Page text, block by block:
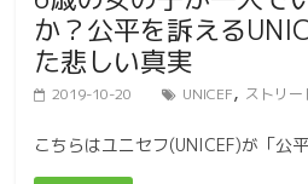
か？公平を訴える
た悲しい真実
2019-10-20 UNICEF, ストリー
こちらはユニセフ(UNICEF)が「公平